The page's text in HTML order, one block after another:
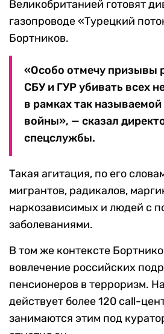
Великобританией готовят
газопроводе «Турецкий
Бортников.
«Особо отмечу призывы
СБУ и ГУР убивать всех
в рамках так
войны», — сказал
спецслужбы.
Такая агитация, по его
мигрантов, радикалов,
наркозависимых и людей с
заболеваниями.
В том же контексте
вовлечение российских
пенсионеров в терроризм.
действует более 120 call-
занимаются этим под